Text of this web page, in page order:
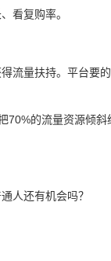
看复购率。
流量扶持。平台要
70%的流量资源倾
人还有机会吗？